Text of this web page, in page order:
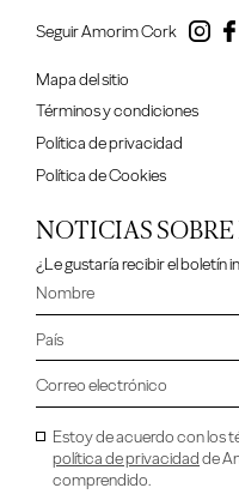
Seguir Amorim Cork
Mapa del sitio
Términos y condiciones
Política de privacidad
Política de Cookies
NOTICIAS
¿Le gustaría recibir el
Estoy de acuerdo con los
política de privacidadde
comprendido.